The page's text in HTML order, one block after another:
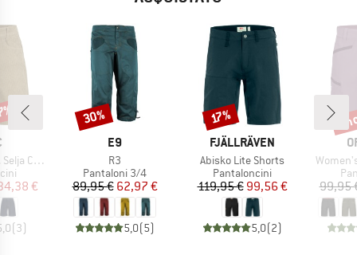
Shorts
prodotti
ridotto
€
(3)
MARCHIO
E9
Articolo
R3
Gruppo di prodotti
Pantaloni 3/4
Prezzo
89,95 €Prezzo ridotto
62,97 €
5,0(5)
Sconto
30%
MARCHIO
FJÄLLRÄVEN
Articolo
Abisko Lite Shorts
Gruppo di prodotti
Pantaloncini
Prezzo
119,95 €Prezzo ridotto
99,56 €
5,0(2)
Sconto
17%
Articolo
99,95